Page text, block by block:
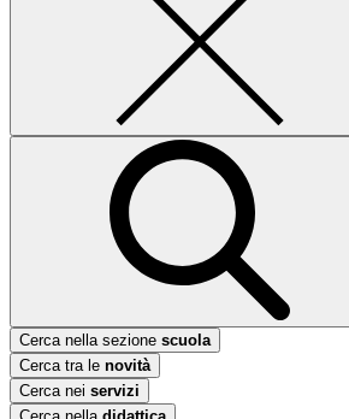
Cerca nella sezione scuola
Cerca tra le novità
Cerca nei servizi